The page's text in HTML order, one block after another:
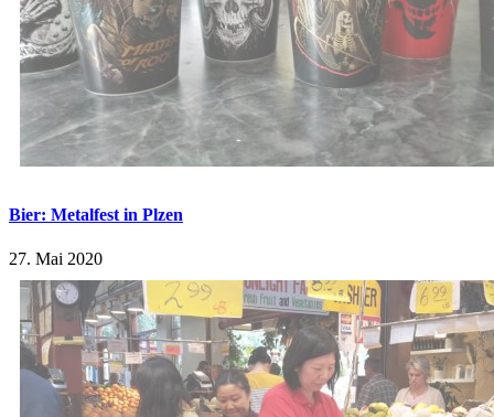
Bier: Metalfest in Plzen
27. Mai 2020